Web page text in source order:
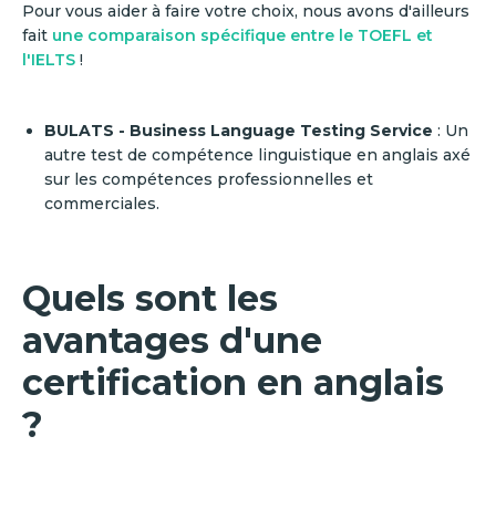
Pour vous aider à faire votre choix, nous avons d'ailleurs
fait une comparaison spécifique entre le TOEFL et
l'IELTS !
BULATS - Business Language Testing Service : Un
autre test de compétence linguistique en anglais axé
sur les compétences professionnelles et
commerciales.
Quels sont les
avantages d'une
certification en anglais
?